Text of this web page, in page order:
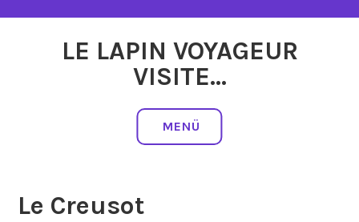
LE LAPIN VOYAGEUR
VISITE…
MENÜ
Le Creusot